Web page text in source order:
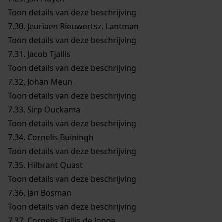
Toon details van deze beschrijving
7.30. Jeuriaen Rieuwertsz. Lantman
Toon details van deze beschrijving
7.31. Jacob Tjallis
Toon details van deze beschrijving
7.32. Johan Meun
Toon details van deze beschrijving
7.33. Sirp Ouckama
Toon details van deze beschrijving
7.34. Cornelis Buiningh
Toon details van deze beschrijving
7.35. Hilbrant Quast
Toon details van deze beschrijving
7.36. Jan Bosman
Toon details van deze beschrijving